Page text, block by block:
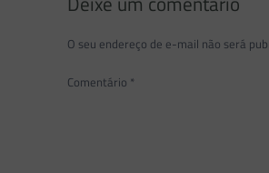
O seu endereço de e-mail não será
Comentário *